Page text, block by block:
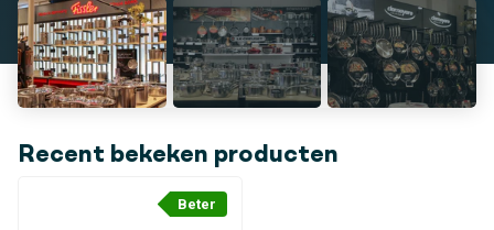
Recent bekeken producten
Beter